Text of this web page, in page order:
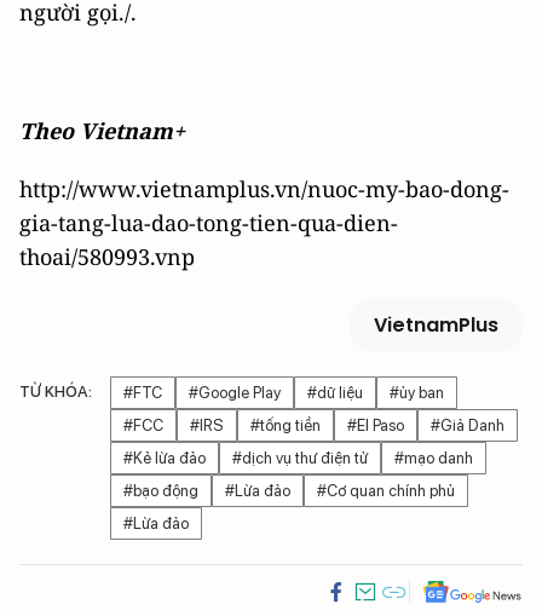
người gọi./.
Theo Vietnam+
http://www.vietnamplus.vn/nuoc-my-bao-dong-
gia-tang-lua-dao-tong-tien-qua-dien-
thoai/580993.vnp
VietnamPlus
TỪ KHÓA: #FTC #Google Play #dữ liệu
#ủy ban
#FCC
#IRS #tống tiền #El Paso
#Giả Danh
#Kẻ lừa đảo
#dịch vụ thư điện tử
#mạo danh
#bạo động
#Lừa đảo
#Cơ quan chính phủ
#Lừa đảo